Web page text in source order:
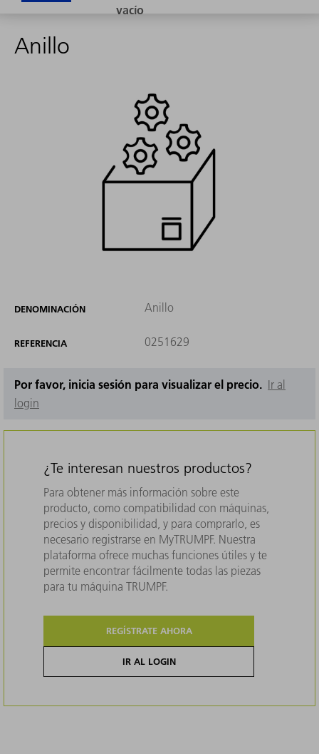
Anillo
DENOMINACIÓN Anillo
REFERENCIA 0251629
Por favor, inicia sesión para visualizar el precio. Ir al
login
¿Te interesan nuestros productos?
Para obtener más información sobre este
producto, como compatibilidad con máquinas,
precios y disponibilidad, y para comprarlo, es
necesario registrarse en MyTRUMPF. Nuestra
plataforma ofrece muchas funciones útiles y te
permite encontrar fácilmente todas las piezas
para tu máquina TRUMPF.
REGÍSTRATE AHORA
IR AL LOGIN